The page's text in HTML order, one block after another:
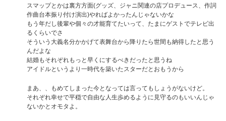
スマップとかは裏方方面(グッズ、ジャニ関連の店プロデュース、作詞
作曲台本振り付け演出)やればよかったんじゃないかな
もう年だし後輩や個々の才能育てたいって、たまにゲストでテレビ出
るくらいでさ
そういう大義名分かかげて表舞台から降りたら世間も納得したと思う
んだよな
結婚もそれぞれもっと早くにするべきだったと思うね
アイドルというより一時代を築いたスターだとおもうから
まあ、、もめてしまった今となっては言ってもしょうがないけど。
それぞれ幸せで平穏で自由な人生歩めるように見守るのもいいんじゃ
ないかとオモタよ。